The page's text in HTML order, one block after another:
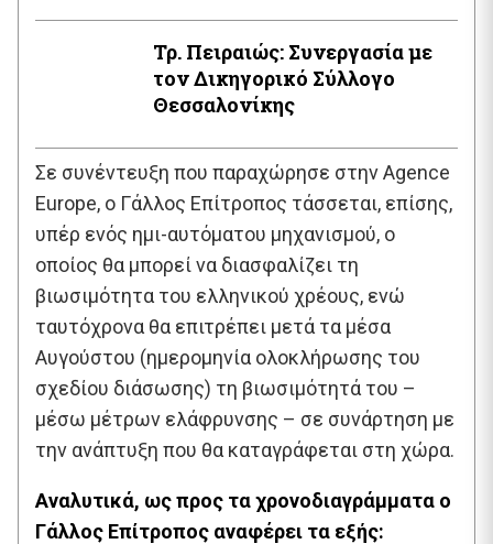
Τρ. Πειραιώς: Συνεργασία με
τον Δικηγορικό Σύλλογο
Θεσσαλονίκης
Σε συνέντευξη που παραχώρησε στην Agence
Europe, ο Γάλλος Επίτροπος τάσσεται, επίσης,
υπέρ ενός ημι-αυτόματου μηχανισμού, ο
οποίος θα μπορεί να διασφαλίζει τη
βιωσιμότητα του ελληνικού χρέους, ενώ
ταυτόχρονα θα επιτρέπει μετά τα μέσα
Αυγούστου (ημερομηνία ολοκλήρωσης του
σχεδίου διάσωσης) τη βιωσιμότητά του –
μέσω μέτρων ελάφρυνσης – σε συνάρτηση με
την ανάπτυξη που θα καταγράφεται στη χώρα.
Αναλυτικά, ως προς τα χρονοδιαγράμματα ο
Γάλλος Επίτροπος αναφέρει τα εξής: